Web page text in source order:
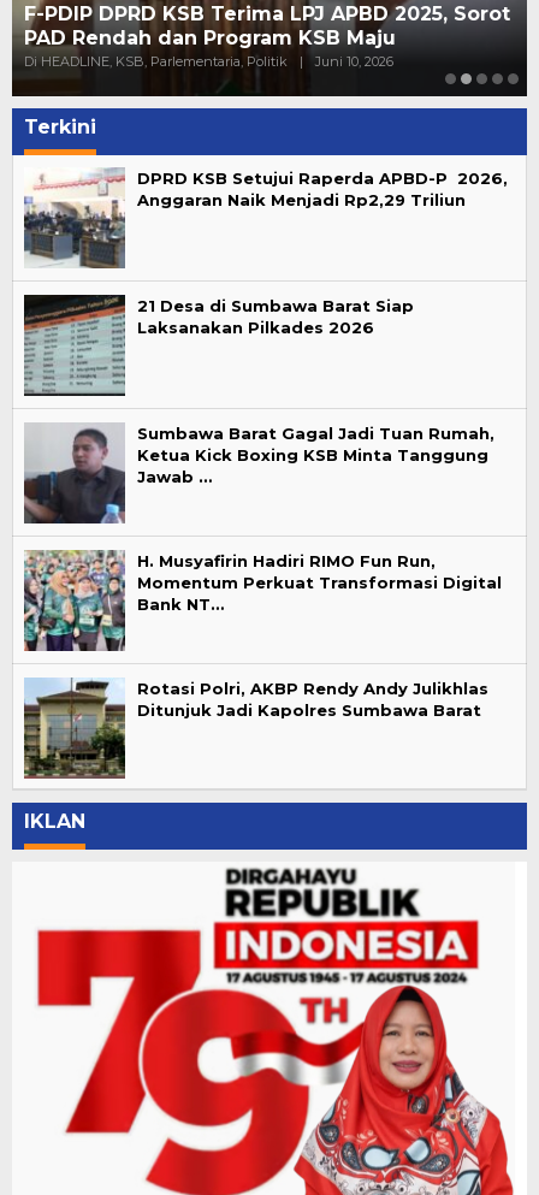
F-PDIP DPRD KSB Terima LPJ APBD 2025, Sorot
PAD Rendah dan Program KSB Maju
Di HEADLINE, KSB, Parlementaria, Politik | Juni 10, 2026
Terkini
DPRD KSB Setujui Raperda APBD-P 2026,
Anggaran Naik Menjadi Rp2,29 Triliun
21 Desa di Sumbawa Barat Siap
Laksanakan Pilkades 2026
Sumbawa Barat Gagal Jadi Tuan Rumah,
Ketua Kick Boxing KSB Minta Tanggung
Jawab …
H. Musyafirin Hadiri RIMO Fun Run,
Momentum Perkuat Transformasi Digital
Bank NT…
Rotasi Polri, AKBP Rendy Andy Julikhlas
Ditunjuk Jadi Kapolres Sumbawa Barat
IKLAN